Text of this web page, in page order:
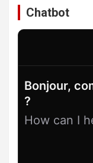
Chatbot
Bonjour,
?
How can I